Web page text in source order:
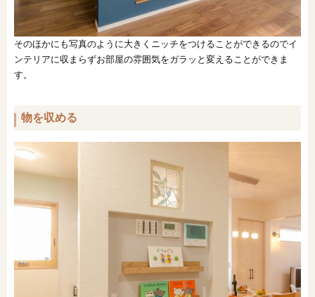
そのほかにも写真のように大きくニッチをつけることができるのでイ
ンテリアに収まらずお部屋の雰囲気をガラッと変えることができま
す。
物を収める